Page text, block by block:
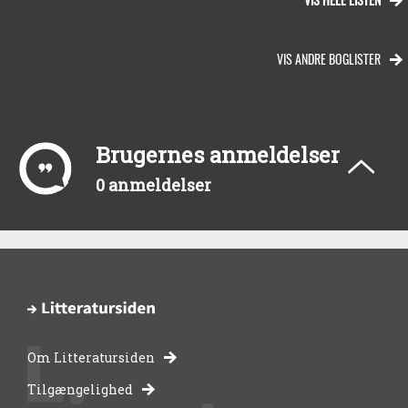
VIS ANDRE BOGLISTER
Brugernes anmeldelser
0 anmeldelser
-
Om Litteratursiden
Tilgængelighed